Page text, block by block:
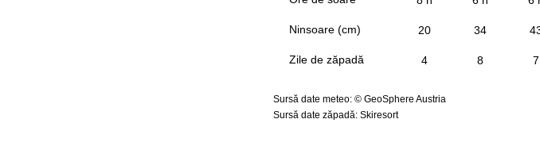
Ninsoare (cm)
Zile de zăpadă
20 34
4 8 7
Sursă date meteo: © GeoSphere Austria
Sursă date zăpadă: Skiresort